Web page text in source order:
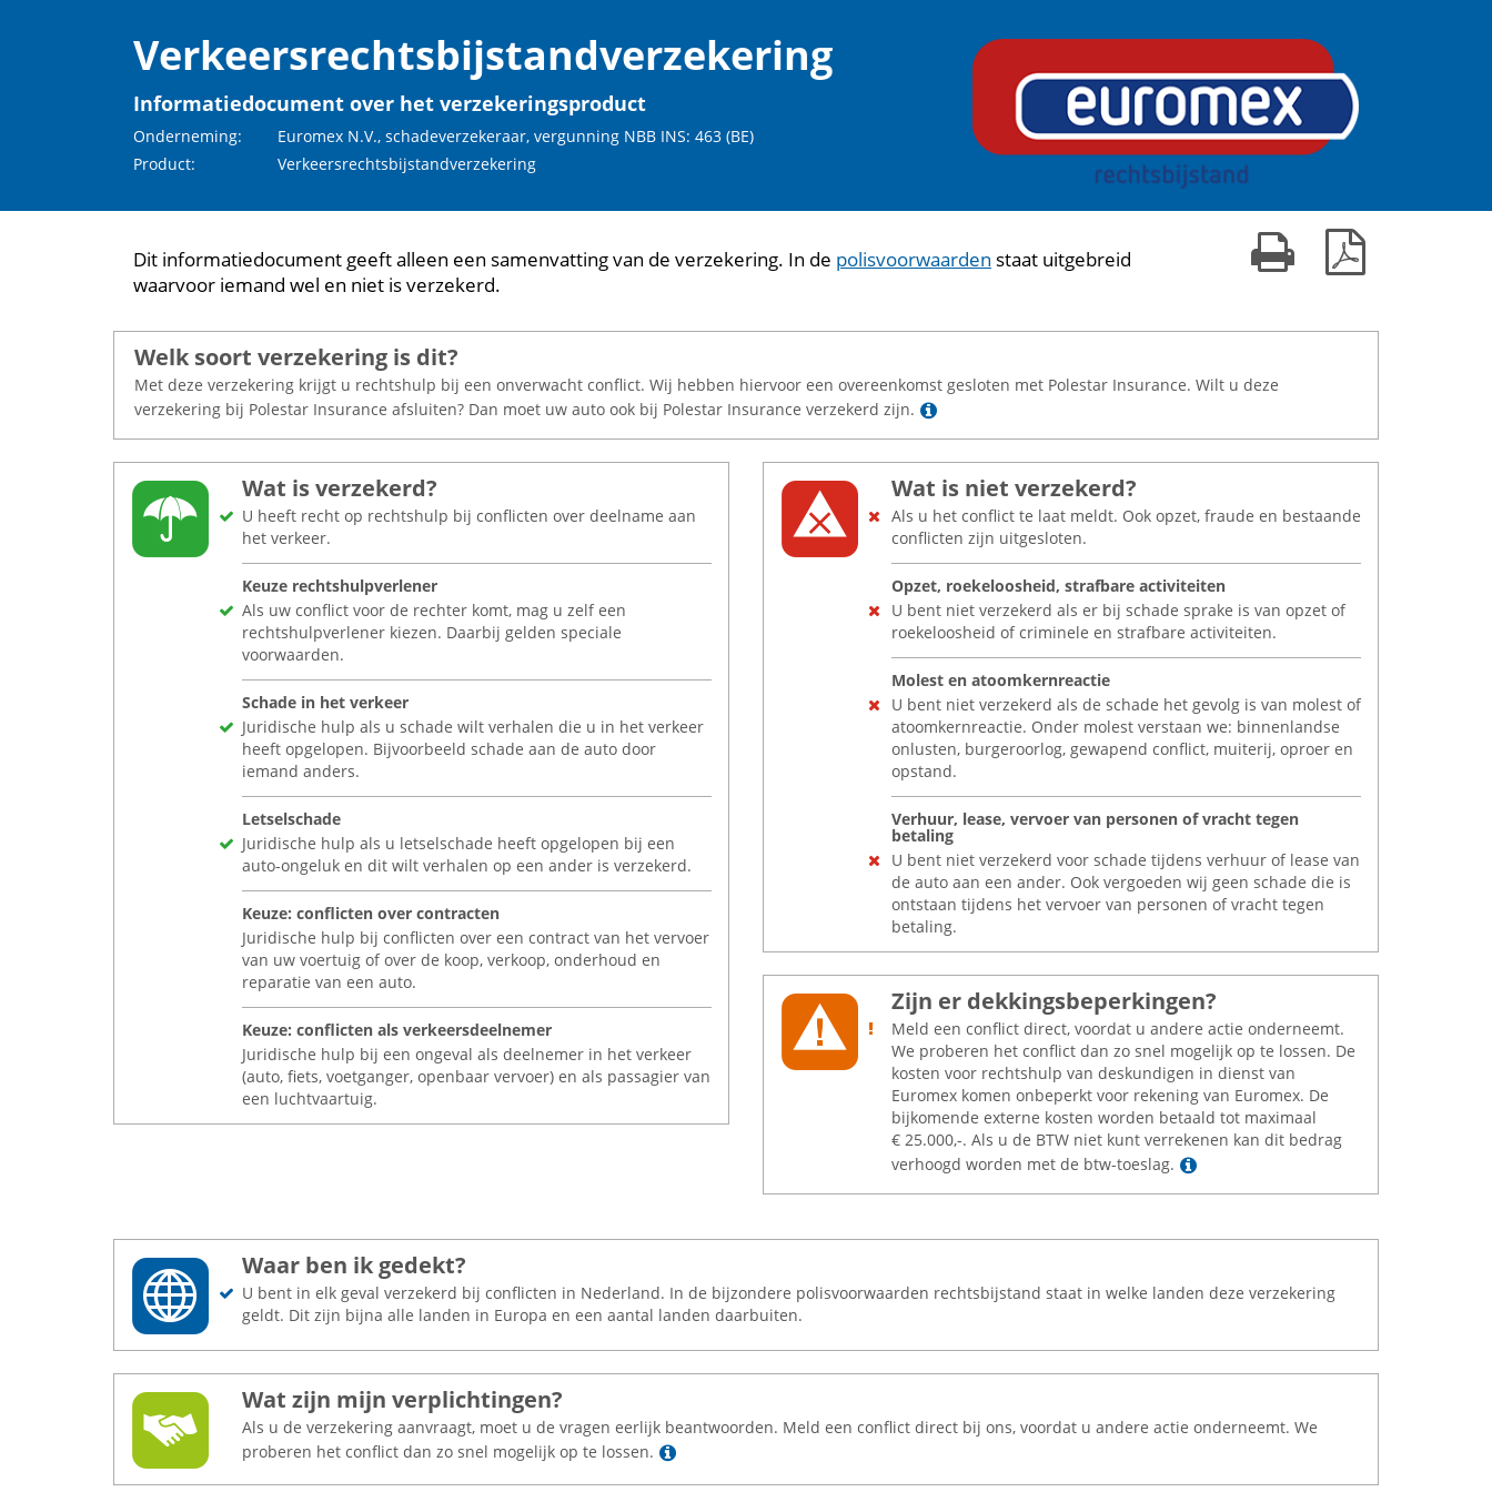
Verkeersrechtsbijstandverzekering
Informatiedocument over het verzekeringsproduct
Onderneming:
Euromex N.V., schadeverzekeraar, vergunning NBB INS: 463 (BE)
Product:
Verkeersrechtsbijstandverzekering
Dit informatiedocument geeft alleen een samenvatting van de verzekering. In de polisvoorwaarden staat uitgebreid
waarvoor iemand wel en niet is verzekerd.
Print kaartDownload PDF
Welk soort verzekering is dit?
Met deze verzekering krijgt u rechtshulp bij een onverwacht conflict. Wij hebben hiervoor een overeenkomst gesloten met Polestar Insurance. Wilt u deze
verzekering bij Polestar Insurance afsluiten? Dan moet uw auto ook bij Polestar Insurance verzekerd zijn.
Lees meer
Wat is verzekerd?
U heeft recht op rechtshulp bij conflicten over deelname aan
het verkeer.
Keuze rechtshulpverlener
Als uw conflict voor de rechter komt, mag u zelf een
rechtshulpverlener kiezen. Daarbij gelden speciale
voorwaarden.
Schade in het verkeer
Juridische hulp als u schade wilt verhalen die u in het verkeer
heeft opgelopen. Bijvoorbeeld schade aan de auto door
iemand anders.
Letselschade
Juridische hulp als u letselschade heeft opgelopen bij een
auto-ongeluk en dit wilt verhalen op een ander is verzekerd.
Keuze: conflicten over contracten
Juridische hulp bij conflicten over een contract van het vervoer
van uw voertuig of over de koop, verkoop, onderhoud en
reparatie van een auto.
Keuze: conflicten als verkeersdeelnemer
Juridische hulp bij een ongeval als deelnemer in het verkeer
(auto, fiets, voetganger, openbaar vervoer) en als passagier van
een luchtvaartuig.
Wat is niet verzekerd?
Als u het conflict te laat meldt. Ook opzet, fraude en bestaande
conflicten zijn uitgesloten.
Opzet, roekeloosheid, strafbare activiteiten
U bent niet verzekerd als er bij schade sprake is van opzet of
roekeloosheid of criminele en strafbare activiteiten.
Molest en atoomkernreactie
U bent niet verzekerd als de schade het gevolg is van molest of
atoomkernreactie. Onder molest verstaan we: binnenlandse
onlusten, burgeroorlog, gewapend conflict, muiterij, oproer en
opstand.
Verhuur, lease, vervoer van personen of vracht tegen
betaling
U bent niet verzekerd voor schade tijdens verhuur of lease van
de auto aan een ander. Ook vergoeden wij geen schade die is
ontstaan tijdens het vervoer van personen of vracht tegen
betaling.
Zijn er dekkingsbeperkingen?
Meld een conflict direct, voordat u andere actie onderneemt.
We proberen het conflict dan zo snel mogelijk op te lossen. De
kosten voor rechtshulp van deskundigen in dienst van
Euromex komen onbeperkt voor rekening van Euromex. De
bijkomende externe kosten worden betaald tot maximaal
€ 25.000,-. Als u de BTW niet kunt verrekenen kan dit bedrag
verhoogd worden met de btw-toeslag.
Lees meer
Waar ben ik gedekt?
U bent in elk geval verzekerd bij conflicten in Nederland. In de bijzondere polisvoorwaarden rechtsbijstand staat in welke landen deze verzekering
geldt. Dit zijn bijna alle landen in Europa en een aantal landen daarbuiten.
Wat zijn mijn verplichtingen?
Als u de verzekering aanvraagt, moet u de vragen eerlijk beantwoorden. Meld een conflict direct bij ons, voordat u andere actie onderneemt. We
proberen het conflict dan zo snel mogelijk op te lossen.
Lees meer